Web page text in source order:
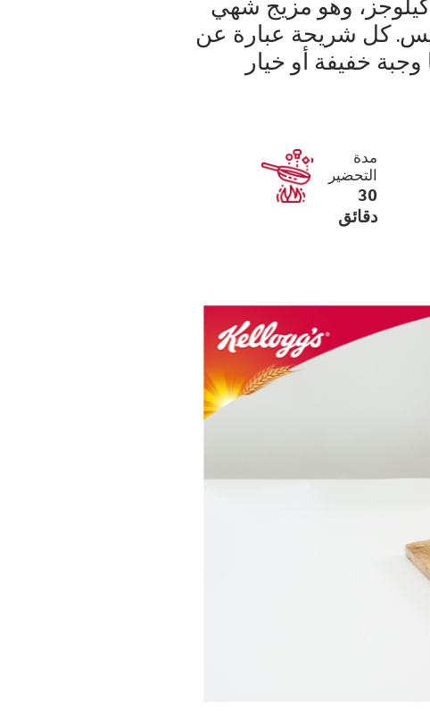
وهو مزيج شهي
كل شريحة عبارة عن
خفيفة أو خيار
مدة
التحضير
30
دقائق